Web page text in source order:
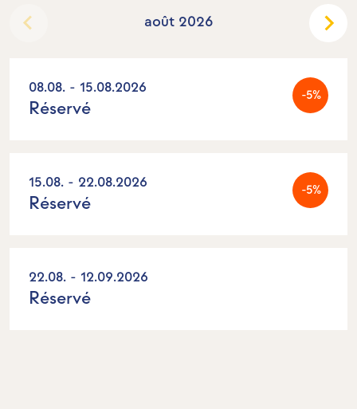
août 2026
08.08. - 15.08.2026 -5%
Réservé
15.08. - 22.08.2026 -5%
Réservé
22.08. - 12.09.2026
Réservé